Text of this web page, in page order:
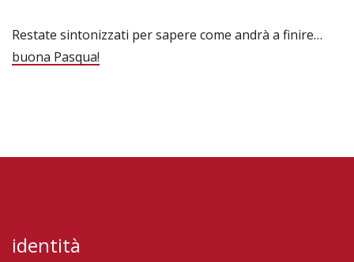
Restate sintonizzati per sapere come andrà a finire…
buona Pasqua!
identità